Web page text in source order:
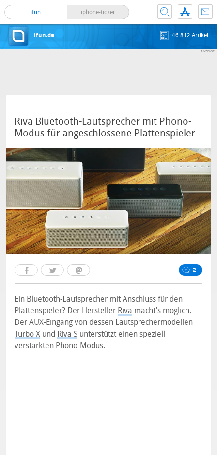
ifun iphone-ticker
ifun.de 46 812 Artikel
Riva Bluetooth-Lautsprecher mit Phono-
Modus für angeschlossene Plattenspieler
2
Ein Bluetooth-Lautsprecher mit Anschluss für den
Plattenspieler? Der Hersteller Riva macht’s möglich.
Der AUX-Eingang von dessen Lautsprechermodellen
Turbo X und Riva S unterstützt einen speziell
verstärkten Phono-Modus.